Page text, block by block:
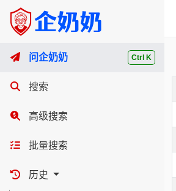
Ctrl K
问企奶奶
搜索
高级搜索
批量搜索
历史